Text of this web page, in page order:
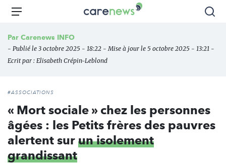
Aller
principal
Carenews,
des
acteurs
Menu
Par Carenews INFO
- Publié le 3 octobre 2025 - 18:22 - Mise à jour le 5 octobre 2025 - 13:21 -
Ecrit par : Elisabeth Crépin-Leblond
#ASSOCIATIONS
« Mort sociale » chez les personnes
âgées : les Petits frères des pauvres
alertent sur un isolement
grandissant